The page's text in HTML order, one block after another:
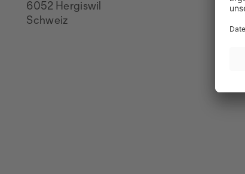
6052 Hergiswil
Schweiz